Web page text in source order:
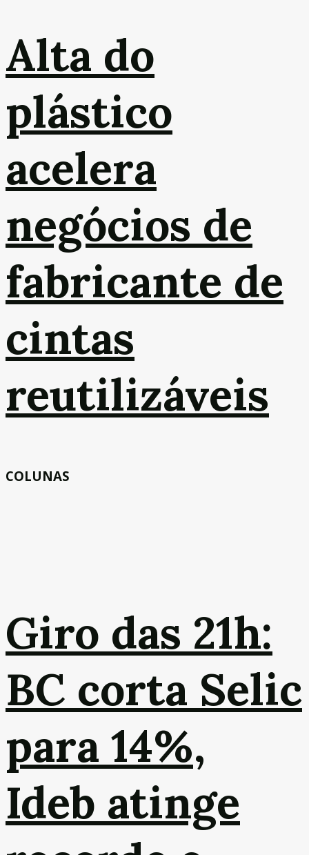
Alta do
plástico
acelera
negócios de
fabricante de
cintas
reutilizáveis
COLUNAS
Giro das 21h:
BC corta Selic
para 14%,
Ideb atinge